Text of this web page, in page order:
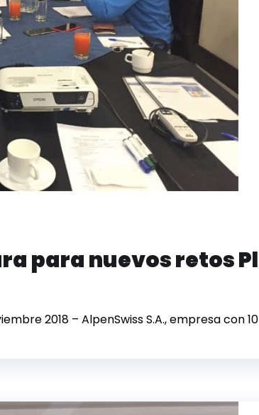
para nuevos retos
2018 – AlpenSwiss S.A., empresa con